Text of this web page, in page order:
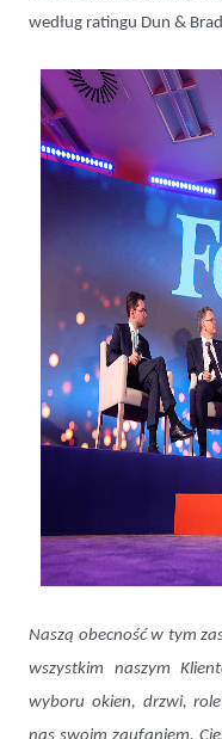
według ratingu Dun &
Naszą obecność w tym
wszystkim naszym
wyboru okien, drzwi,